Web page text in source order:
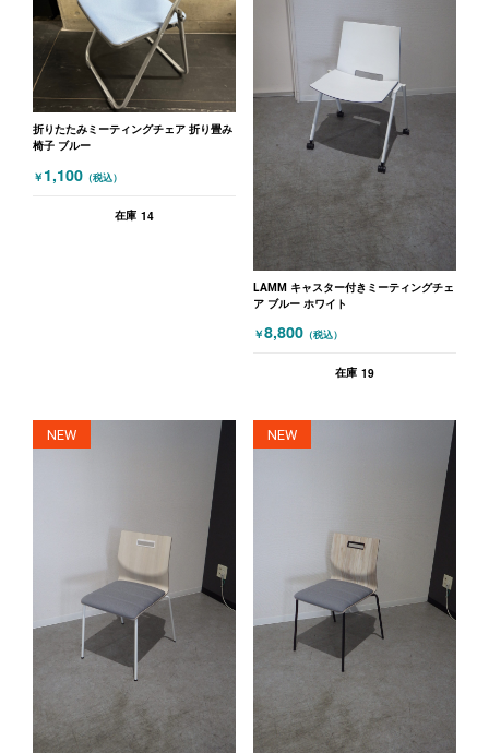
折りたたみミーティングチェア 折り畳み
椅子 ブルー
￥ 1,100 （税込）
在庫 14
LAMM キャスター付きミーティングチェ
ア ブルー ホワイト
￥8,800 （税込）
在庫 19
NEW NEW